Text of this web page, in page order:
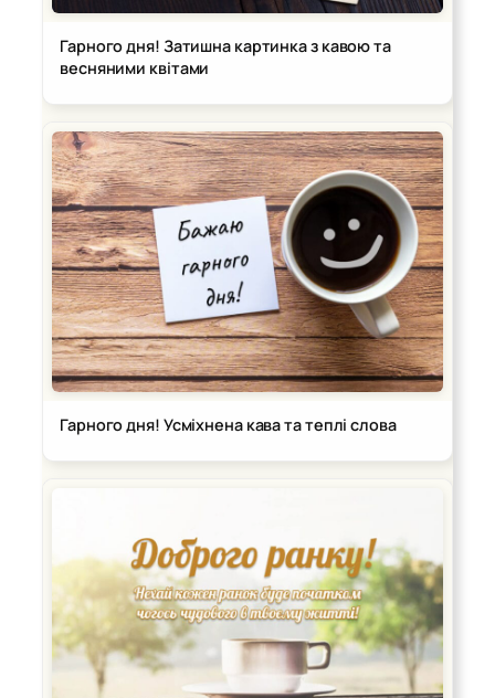
Гарного дня! Затишна картинка з кавою та
весняними квітами
Гарного дня! Усміхнена кава та теплі слова